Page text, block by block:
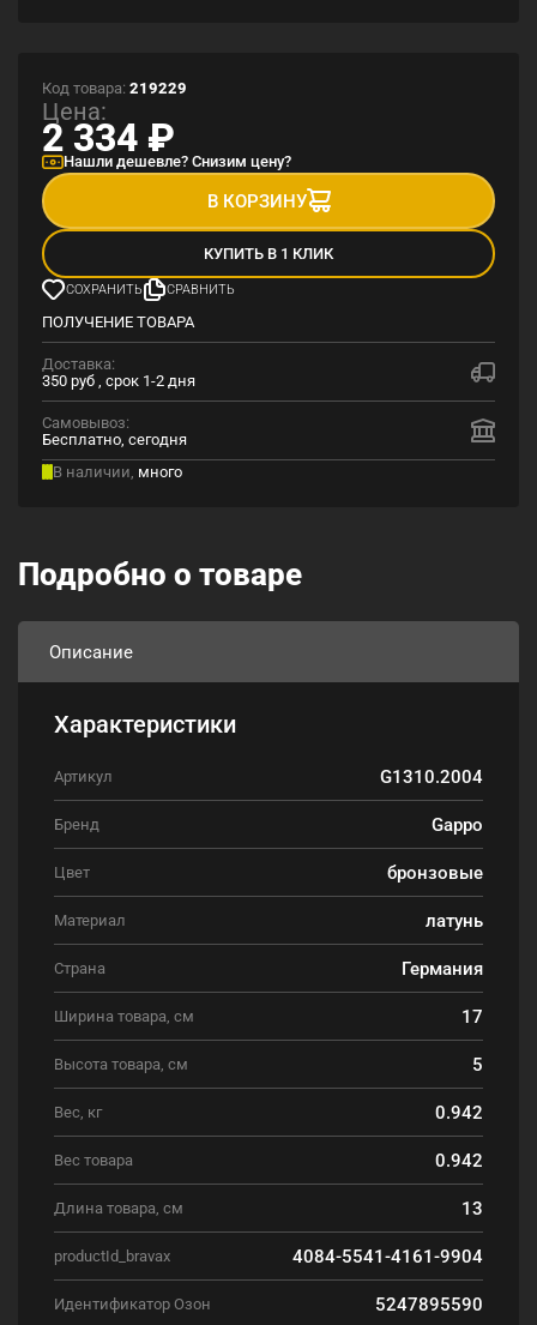
Код товара: 219229
Цена:
2 334 ₽
Нашли дешевле? Снизим цену?
В КОРЗИНУ
КУПИТЬ В 1 КЛИК
СОХРАНИТЬ СРАВНИТЬ
ПОЛУЧЕНИЕ ТОВАРА
Доставка:
350 руб , срок 1-2 дня
Самовывоз:
Бесплатно, сегодня
В наличии, много
Подробно о товаре
Описание
Характеристики
Артикул G1310.2004
Бренд Gappo
Цвет бронзовые
Материал латунь
Страна Германия
Ширина товара, см 17
Высота товара, см 5
Вес, кг 0.942
Вес товара 0.942
Длина товара, см 13
productId_bravax 4084-5541-4161-9904
Идентификатор Озон 5247895590